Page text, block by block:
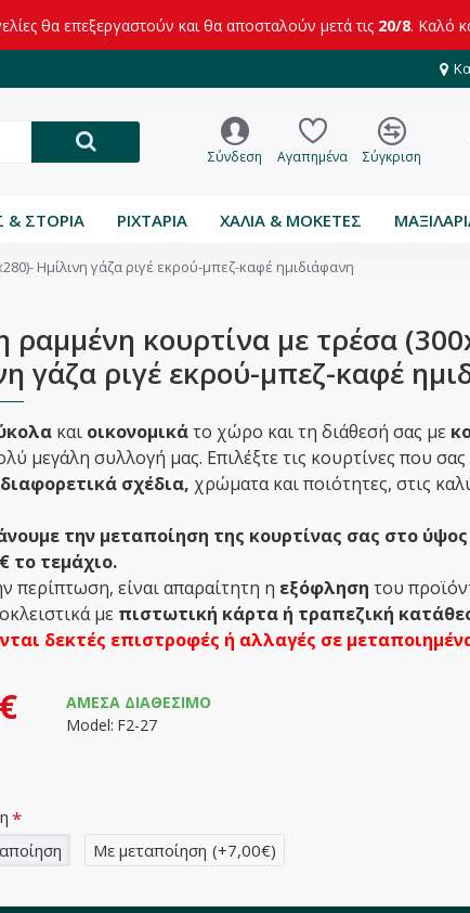
θα επεξεργαστούν και θα αποσταλούν μετά τις 20/8. Καλό
Σύνδεση Αγαπημένα Σύγκριση
& ΣΤΟΡΙΑ ΡΙΧΤΑΡΙΑ ΧΑΛΙΑ & ΜΟΚΕΤΕΣ
Ημίλινη γάζα ριγέ εκρού-μπεζ-καφέ ημιδιάφανη
ραμμένη κουρτίνα με τρέσα
γάζα ριγέ εκρού-μπεζ-καφέ
και οικονομικάτο χώρο και τη διάθεσή σας με
μεγάλη συλλογή μας. Επιλέξτε τις κουρτίνες που
σχέδια, χρώματα και ποιότητες, στις
την μεταποίηση της κουρτίνας σας στο
το τεμάχιο.
περίπτωση, είναι απαραίτητη η εξόφληση του
με πιστωτική κάρτα ή τραπεζική
δεκτές επιστροφές ή αλλαγές σε
ΆΜΕΣΑ ΔΙΑΘΈΣΙΜΟ
Model: F2-27
Με μεταποίηση (+7,00€)